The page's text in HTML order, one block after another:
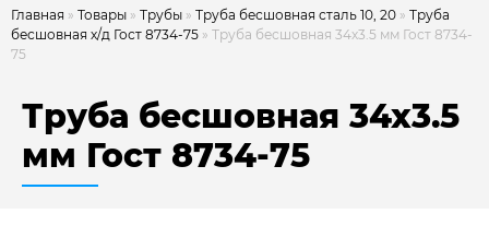
Главная » Товары » Трубы » Труба бесшовная сталь 10, 20 » Труба
бесшовная х/д Гост 8734-75 » Труба бесшовная 34х3.5 мм Гост 8734-
75
Труба бесшовная 34х3.5
мм Гост 8734-75